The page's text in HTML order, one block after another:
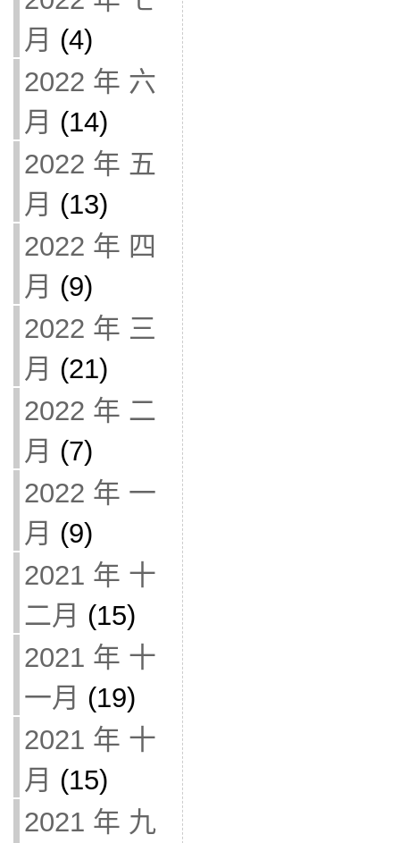
月 (4)
2022 年 六
月 (14)
2022 年 五
月 (13)
2022 年 四
月 (9)
2022 年 三
月 (21)
2022 年 二
月 (7)
2022 年 一
月 (9)
2021 年 十
二月 (15)
2021 年 十
一月 (19)
2021 年 十
月 (15)
2021 年 九